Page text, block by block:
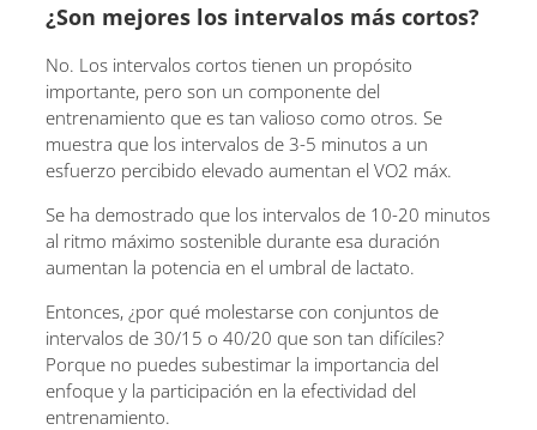
¿Son mejores los intervalos más cortos?
No. Los intervalos cortos tienen un propósito
importante, pero son un componente del
entrenamiento que es tan valioso como otros. Se
muestra que los intervalos de 3-5 minutos a un
esfuerzo percibido elevado aumentan el VO2 máx.
Se ha demostrado que los intervalos de 10-20 minutos
al ritmo máximo sostenible durante esa duración
aumentan la potencia en el umbral de lactato.
Entonces, ¿por qué molestarse con conjuntos de
intervalos de 30/15 o 40/20 que son tan difíciles?
Porque no puedes subestimar la importancia del
enfoque y la participación en la efectividad del
entrenamiento.